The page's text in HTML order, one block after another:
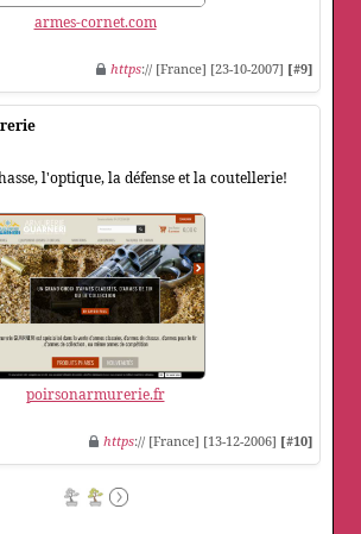
armes-cornet.com
https:// [France] [23-10-2007] [#9]
l'optique, la défense et la coutellerie!
poirsonarmurerie.fr
https:// [France] [13-12-2006] [#10]